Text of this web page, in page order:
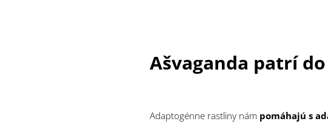
Ašvaganda patrí
Adaptogénne rastliny nám pomáhajú s